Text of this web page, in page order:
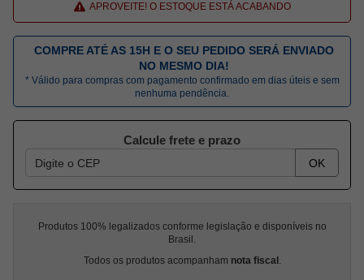
APROVEITE! O ESTOQUE ESTÁ ACABANDO
COMPRE ATÉ AS 15H E O SEU PEDIDO SERÁ ENVIADO
NO MESMO DIA!
* Válido para compras com pagamento confirmado em dias úteis e sem
nenhuma pendência.
Calcule frete e prazo
OK
Produtos 100% legalizados conforme legislação e disponíveis no
Brasil.
Todos os produtos acompanham nota fiscal .